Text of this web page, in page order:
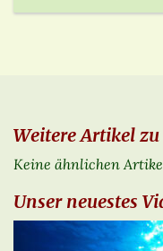
Weitere Artikel
Keine ähnlichen
Unser neuestes